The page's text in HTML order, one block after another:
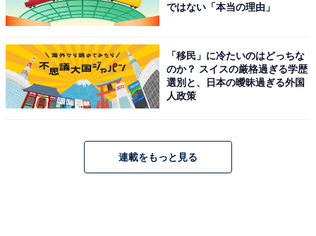
ではない「本当の理由」
「移民」に冷たいのはどっちな
のか？ スイスの厳格過ぎる学歴
選別と、日本の曖昧過ぎる外国
人政策
連載をもっと見る